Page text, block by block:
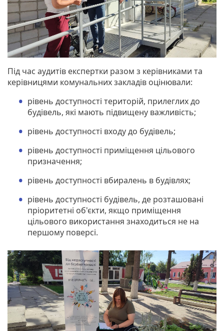
Під час аудитів експертки разом з керівниками та
керівницями комунальних закладів оцінювали:
рівень доступності територій, прилеглих до
будівель, які мають підвищену важливість;
рівень доступності входу до будівель;
рівень доступності приміщення цільового
призначення;
рівень доступності вбиралень в будівлях;
рівень доступності будівель, де розташовані
пріоритетні об'єкти, якщо приміщення
цільового використання знаходиться не на
першому поверсі.